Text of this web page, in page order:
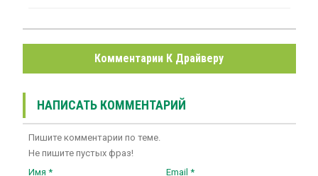
Комментарии К Драйверу
НАПИСАТЬ КОММЕНТАРИЙ
Пишите комментарии по теме.
Не пишите пустых фраз!
Имя *
Email *